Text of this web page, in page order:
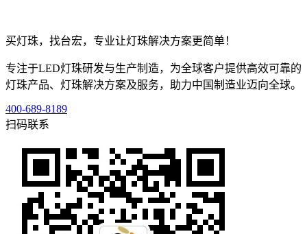
买灯珠，找台宏，专业让灯珠解决方案更简单！
专注于LED灯珠研发与生产制造，为全球客户提供高效可靠的
灯珠产品、灯珠解决方案及服务，助力中国制造业迈向全球。
400-689-8189
扫码联系